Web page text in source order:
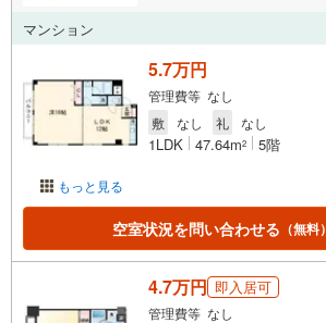
マンション
もっと見る
5.7万円
管理費等 なし
敷
なし 礼 なし
1LDK 47.64m2 5階
空室状況を問い合わせる （無料）
4.7万円 即入居可
管理費等 なし